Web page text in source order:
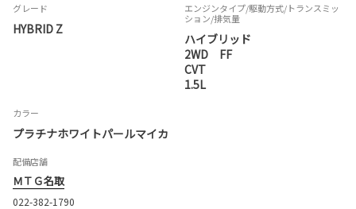
グレード
HYBRID Z
エンジンタイプ/駆動方式/トランスミッ
ション/排気量
ハイブリッド
2WD FF
CVT
1.5L
カラー
プラチナホワイトパールマイカ
配備店舗
ＭＴＧ名取
022-382-1790